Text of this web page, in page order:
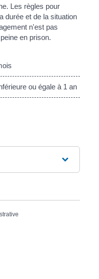
Les règles pour
durée et de la situation
n'est pas
en prison.
ou égale à 1 an